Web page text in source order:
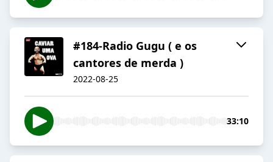
#184-Radio Gugu ( e os
cantores de merda )
2022-08-25
33:10